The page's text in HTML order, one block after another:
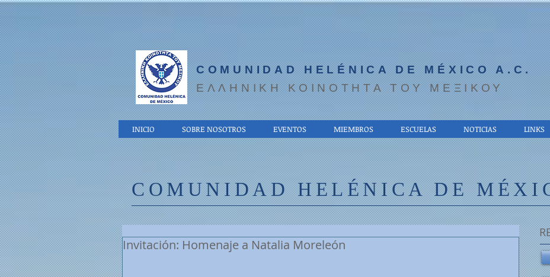
COMUNIDAD HELÉNICA DE MÉXICO A.C.
EΛΛΗΝΙΚΗ ΚΟΙΝΟΤΗΤΑ ΤΟΥ ΜΕΞΙΚΟΥ
INICIO SOBRE NOSOTROS EVENTOS MIEMBROS ESCUELAS NOTICIAS LINKS
COMUNIDAD HELÉNICA DE
Invitación: Homenaje a Natalia Moreleón